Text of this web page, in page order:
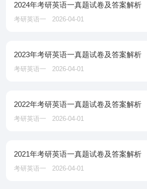
2024年考研英语一真题试卷及答案解析
考研英语一 2026-04-01
2023年考研英语一真题试卷及答案解析
考研英语一 2026-04-01
2022年考研英语一真题试卷及答案解析
考研英语一 2026-04-01
2021年考研英语一真题试卷及答案解析
考研英语一 2026-04-01